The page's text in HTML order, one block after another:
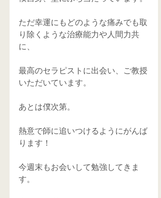
ただ幸運にもどのような痛みでも取
り除くような治療能力や人間力共
に、
最高のセラピストに出会い、ご教授
いただいています。
あとは僕次第。
熱意で師に追いつけるようにがんば
ります！
今週末もお会いして勉強してきま
す。